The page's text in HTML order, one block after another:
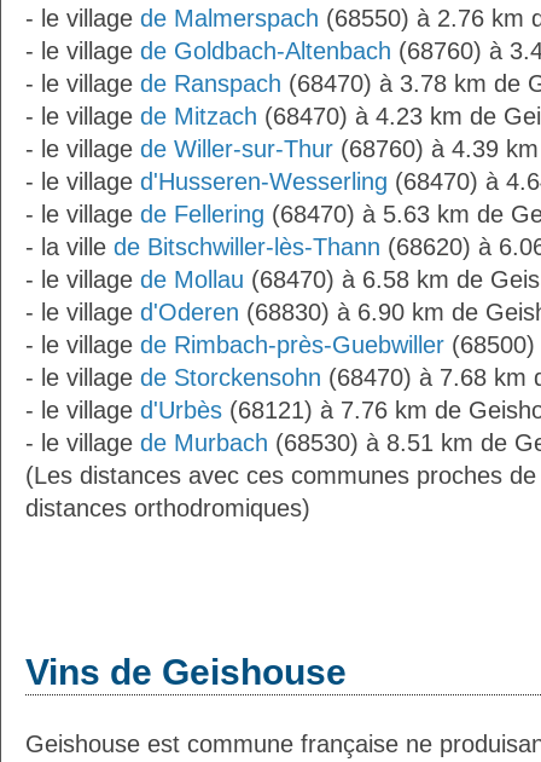
- le village de Malmerspach (68550) à 2.76 km
- le village de Goldbach-Altenbach (68760) à
- le village de Ranspach (68470) à 3.78 km de
- le village de Mitzach (68470) à 4.23 km de
- le village de Willer-sur-Thur (68760) à 4.39
- le village d'Husseren-Wesserling (68470) à
- le village de Fellering (68470) à 5.63 km de
- la ville de Bitschwiller-lès-Thann (68620) à
- le village de Mollau (68470) à 6.58 km de
- le village d'Oderen (68830) à 6.90 km de
- le village de Rimbach-près-Guebwiller
- le village de Storckensohn (68470) à 7.68 km
- le village d'Urbès (68121) à 7.76 km de
- le village de Murbach (68530) à 8.51 km de
(Les distances avec ces communes proches
distances orthodromiques)
Vins de Geishouse
Geishouse est commune française ne